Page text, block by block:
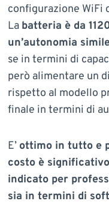
configurazione WiFi
La batteria è da
un’autonomia
se in termini di
però alimentare un
rispetto al modello
finale in termini di
E’ ottimo in tutto e
costo è significativo
indicato per
sia in termini di